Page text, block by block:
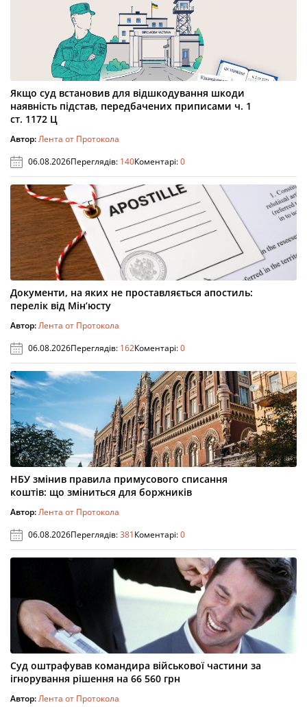
Якщо суд встановив для відшкодування шкоди
наявність підстав, передбачених приписами ч. 1
ст. 1172 Ц
Автор:Лента от Протокола
06.08.2026Переглядів: 140Коментарі:0
Документи, на яких не проставляється апостиль:
перелік від Мін’юсту
Автор:Лента от Протокола
06.08.2026Переглядів: 162Коментарі:0
НБУ змінив правила примусового списання
коштів: що зміниться для боржників
Автор:Лента от Протокола
06.08.2026Переглядів:381Коментарі:0
Суд оштрафував командира військової частини за
ігнорування рішення на 66 560 грн
Автор:Лента от Протокола